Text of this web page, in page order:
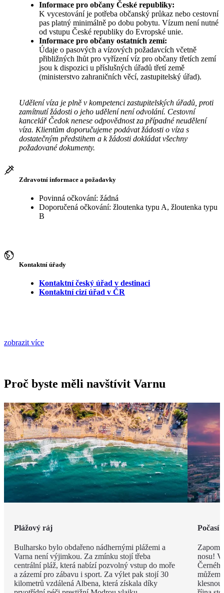
Informace pro občany České republiky:
K vycestování je potřeba občanský průkaz nebo cestovní
pas platný minimálně po dobu pobytu. Vízum není nutné
od vstupu České republiky do Evropské unie.
Informace pro občany ostatních zemí:
Údaje o pasových a vízových požadavcích včetně
přibližných lhůt pro vyřízení víz pro občany třetích zemí
jsou k dispozici u příslušných úřadů třetí země
(ministerstvo zahraničních věcí, zastupitelský úřad).
Udělení víza je plně v kompetenci zastupitelských úřadů, proti
zamítnutí žádosti o jeho udělení není odvolání. Cestovní
kancelář Čedok nenese odpovědnost za případné neudělení
víza. Klientům doporučujeme podávat žádosti o víza s
dostatečným předstihem a k žádosti dokládat všechny
požadované dokumenty.
Zdravotní informace a požadavky
Povinná očkování: žádná
Doporučená očkování: žloutenka typu A, žloutenka typu
B
Kontaktní úřady
Kontaktní český úřad v destinaci
Kontaktní cizí úřad v ČR
zobrazit více
Proč byste měli navštívit Varnu
Plážový ráj
Bulharsko bylo obdařeno nádhernými plážemi a
Varna není výjimkou. Za zmínku stojí třeba
centrální pláž, která nabízí pozvolný vstup do moře
a zázemí pro zábavu i sport. Za výlet pak stojí 30
kilometrů vzdálená Albena, která získala díky
Počasí
nosu!